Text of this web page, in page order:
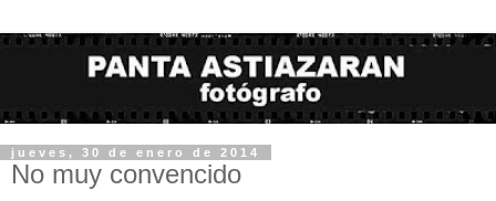
jueves, 30 de enero de 2014
No muy convencido